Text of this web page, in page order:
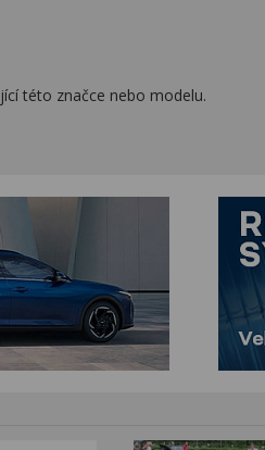
této značce nebo modelu.